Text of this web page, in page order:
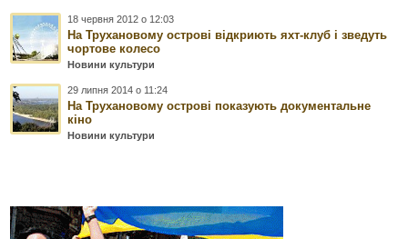
18 червня 2012 о 12:03
На Трухановому острові відкриють яхт-клуб і зведуть
чортове колесо
Новини культури
29 липня 2014 о 11:24
На Трухановому острові показують документальне
кіно
Новини культури